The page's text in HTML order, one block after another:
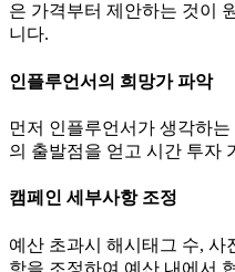
은 가격부터 제안하는 것이
니다.
인플루언서의 희망가 파악
먼저 인플루언서가 생각하는
의 출발점을 얻고 시간 투자
캠페인 세부사항 조정
예산 초과시 해시태그 수, 사
항을 조정하여 예산 내에서